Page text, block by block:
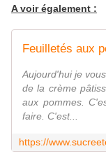
A voir également :
Aujourd'hui je
de la crème
aux pommes.
faire. C'est...